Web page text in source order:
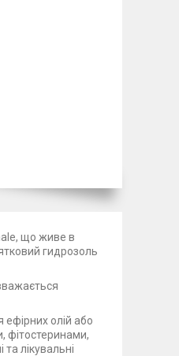
що живе в
гидрозоль
олій або
фітостеринами,
лікувальні